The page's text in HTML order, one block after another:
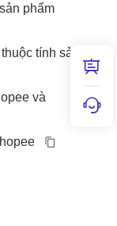
phẩm
tính sản
và